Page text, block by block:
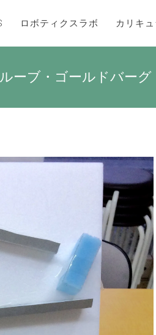
ロボティクスラボ カリキ
ーブ・ゴールドバー